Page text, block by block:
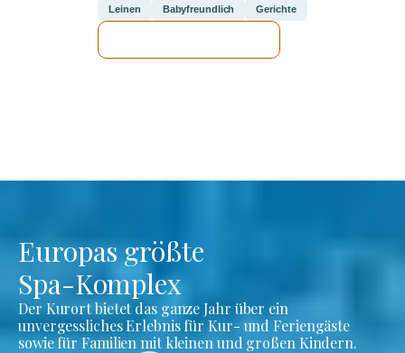
Leinen Babyfreundlich Gerichte
Europas größte
Spa-Komplex
Der Kurort bietet das ganze Jahr über ein
unvergessliches Erlebnis für Kur- und Feriengäste
sowie für Familien mit kleinen und großen Kindern.